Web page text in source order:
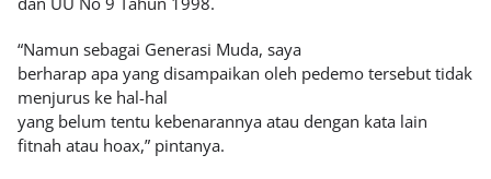
“Namun sebagai Generasi Muda, saya
berharap apa yang disampaikan oleh pedemo tersebut tidak
menjurus ke hal-hal
yang belum tentu kebenarannya atau dengan kata lain
fitnah atau hoax,” pintanya.